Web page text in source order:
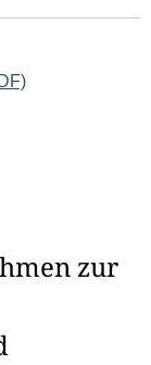
zur